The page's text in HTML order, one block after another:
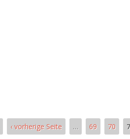
‹ vorherige Seite … 69 70